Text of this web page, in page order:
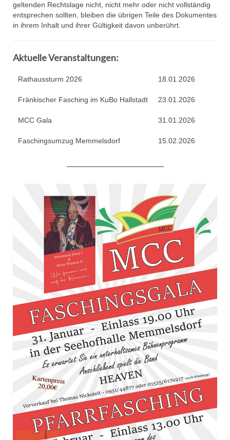
MCC Gala 2015
Faschingseröffnung 2014/2015
geltenden Rechtslage nicht, nicht mehr oder nicht vollständig
entsprechen sollten, bleiben die übrigen Teile des Dokumentes
in ihrem Inhalt und ihrer Gültigkeit davon unberührt.
Aktuelle Veranstaltungen:
Rathaussturm 2026 18.01.2026
Fränkischer Fasching im KuBo Hallstadt 23.01.2026
MCC Gala 31.01.2026
Faschingsumzug Memmelsdorf 15.02.2026